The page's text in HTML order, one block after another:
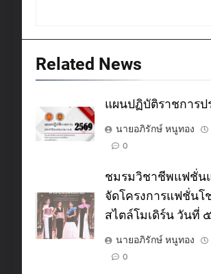
Related News
แผนปฏิบัติราชการป
นายอภิรักษ์ หนูทอง
0
ชมรมวิชาชีพแฟชั่น
จัดโครงการแฟชั่นโ
สไตล์โมเดิร์น วันที่
นายอภิรักษ์ หนูทอง
0